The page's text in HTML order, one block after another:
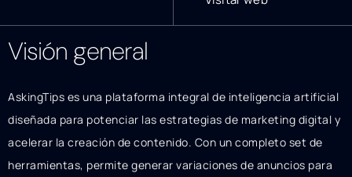
Visión general
AskingTips es una plataforma integral de inteligencia artificial
diseñada para potenciar las estrategias de marketing digital y
acelerar la creación de contenido. Con un completo set de
herramientas, permite generar variaciones de anuncios para